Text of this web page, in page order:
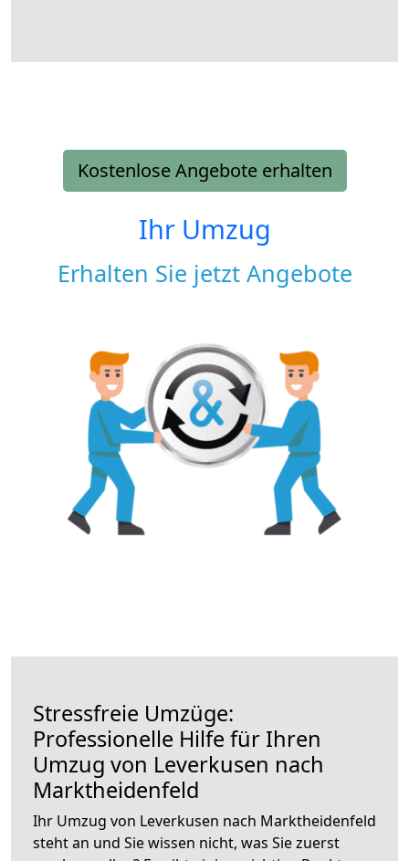
Kostenlose Angebote erhalten
Ihr Umzug
Erhalten Sie jetzt Angebote
Stressfreie Umzüge:
Professionelle Hilfe für Ihren
Umzug von Leverkusen nach
Marktheidenfeld
Ihr Umzug von Leverkusen nach Marktheidenfeld
steht an und Sie wissen nicht, was Sie zuerst